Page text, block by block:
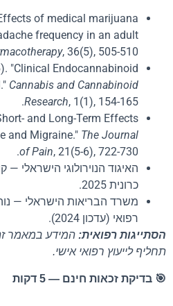
of medical marijuana
frequency in an adult
, 36(5), 505-510.
"Clinical Endocannabinoid
Cannabis and Cannabinoid
Research, 1(1), 154-165.
and Long-Term Effects
and Migraine." The Journal
of Pain, 21(5-6), 722-730.
האיגוד הנוירולוגי הישראלי —
כרונית 2025.
רפואי (עדכון 2024).
הסתייגות רפואית: המידע במאמר זה
תחליף לייעוץ רפואי אישי.
🎯 בדיקת זכאות חינם — 5 דקות